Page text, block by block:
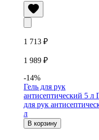
1 713 ₽
1 989 ₽
-14%
Гель для рук
антисептический 5 л
для рук
л
В корзину